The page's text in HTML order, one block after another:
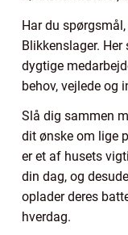
Har du
Blikkenslager.
dygtige
behov, vejlede og
Slå dig sammen
dit ønske om lige
er et af husets
din dag, og
oplader deres
hverdag.